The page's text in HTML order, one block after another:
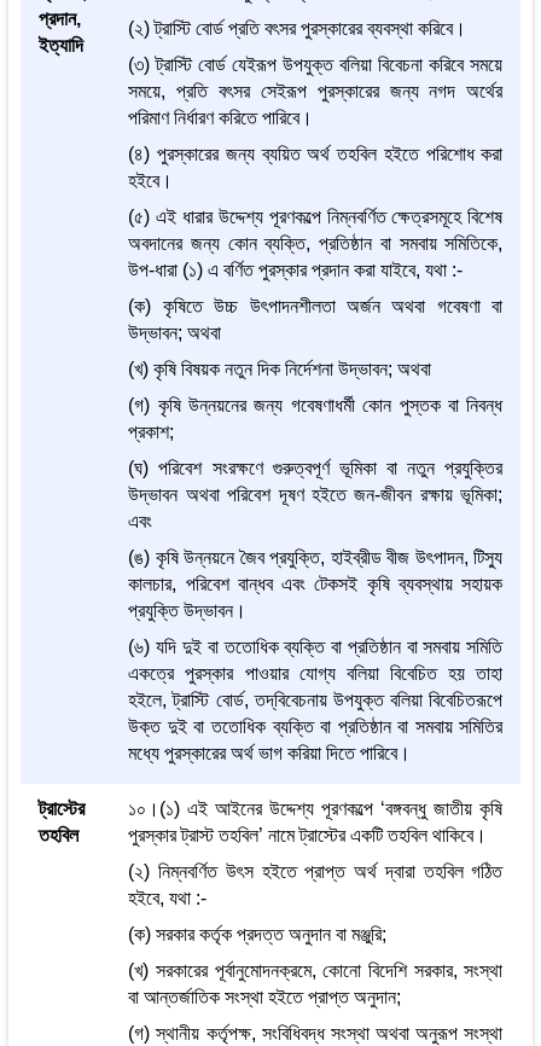
প্রদান,
ইত্যাদি
(২) ট্রাস্টি বোর্ড প্রতি বৎসর পুরস্কারের ব্যবস্থা করিবে।
(৩) ট্রাস্টি বোর্ড যেইরূপ উপযুক্ত বলিয়া বিবেচনা করিবে সময়ে
সময়ে, প্রতি বৎসর সেইরূপ পুরস্কারের জন্য নগদ অর্থের
পরিমাণ নির্ধারণ করিতে পারিবে।
(৪) পুরস্কারের জন্য ব্যয়িত অর্থ তহবিল হইতে পরিশোধ করা
হইবে।
(৫) এই ধারার উদ্দেশ্য পূরণকল্পে নিম্নবর্ণিত ক্ষেত্রসমূহে বিশেষ
অবদানের জন্য কোন ব্যক্তি, প্রতিষ্ঠান বা সমবায় সমিতিকে,
উপ-ধারা (১) এ বর্ণিত পুরস্কার প্রদান করা যাইবে, যথা :-
(ক) কৃষিতে উচ্চ উৎপাদনশীলতা অর্জন অথবা গবেষণা বা
উদ্ভাবন; অথবা
(খ) কৃষি বিষয়ক নতুন দিক নির্দেশনা উদ্ভাবন; অথবা
(গ) কৃষি উন্নয়নের জন্য গবেষণাধর্মী কোন পুস্তক বা নিবন্ধ
প্রকাশ;
(ঘ) পরিবেশ সংরক্ষণে গুরুত্বপূর্ণ ভূমিকা বা নতুন প্রযুক্তির
উদ্ভাবন অথবা পরিবেশ দূষণ হইতে জন-জীবন রক্ষায় ভূমিকা;
এবং
(ঙ) কৃষি উন্নয়নে জৈব প্রযুক্তি, হাইব্রীড বীজ উৎপাদন, টিস্যু
কালচার, পরিবেশ বান্ধব এবং টেকসই কৃষি ব্যবস্থায় সহায়ক
প্রযুক্তি উদ্ভাবন।
(৬) যদি দুই বা ততোধিক ব্যক্তি বা প্রতিষ্ঠান বা সমবায় সমিতি
একত্রে পুরস্কার পাওয়ার যোগ্য বলিয়া বিবেচিত হয় তাহা
হইলে, ট্রাস্টি বোর্ড, তদ্‌বিবেচনায় উপযুক্ত বলিয়া বিবেচিতরূপে
উক্ত দুই বা ততোধিক ব্যক্তি বা প্রতিষ্ঠান বা সমবায় সমিতির
মধ্যে পুরস্কারের অর্থ ভাগ করিয়া দিতে পারিবে।
ট্রাস্টের
তহবিল
১০।(১) এই আইনের উদ্দেশ্য পূরণকল্পে ‘বঙ্গবন্ধু জাতীয় কৃষি
পুরস্কার ট্রাস্ট তহবিল’ নামে ট্রাস্টের একটি তহবিল থাকিবে।
(২) নিম্নবর্ণিত উৎস হইতে প্রাপ্ত অর্থ দ্বারা তহবিল গঠিত
হইবে, যথা :-
(ক) সরকার কর্তৃক প্রদত্ত অনুদান বা মঞ্জুরি;
(খ) সরকারের পূর্বানুমোদনক্রমে, কোনো বিদেশি সরকার, সংস্থা
বা আন্তর্জাতিক সংস্থা হইতে প্রাপ্ত অনুদান;
(গ) স্থানীয় কর্তৃপক্ষ, সংবিধিবদ্ধ সংস্থা অথবা অনুরূপ সংস্থা